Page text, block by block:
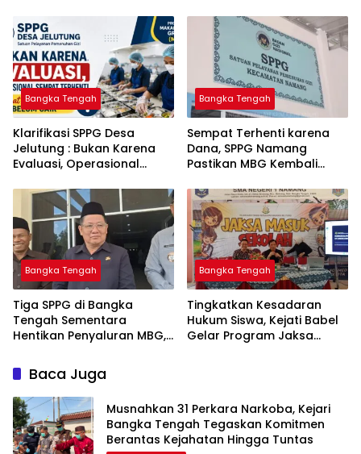
Kejahatan Hingga Tuntas
Layanan Polri 110
Bangka Tengah
‎Klarifikasi SPPG Desa
Jelutung : Bukan Karena
Evaluasi, Operasional
Dana Banper Belum Cair
Bangka Tengah
‎Sempat Terhenti karena
Dana, SPPG Namang
Pastikan MBG Kembali
Bangka Tengah
‎Tiga SPPG di Bangka
Tengah Sementara
Hentikan Penyaluran MBG,
Bangka Tengah
Tingkatkan Kesadaran
Hukum Siswa, Kejati Babel
Gelar Program Jaksa
Baca Juga
Musnahkan 31 Perkara Narkoba, Kejari
Bangka Tengah Tegaskan Komitmen
Berantas Kejahatan Hingga Tuntas